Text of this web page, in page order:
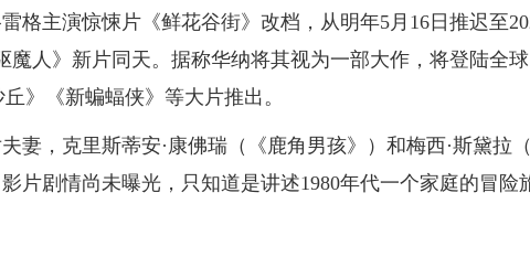
主演惊悚片《鲜花谷街》改档，从明年5月16日推迟至
魔人》新片同天。据称华纳将其视为一部大作，将登陆全球
》《新蝙蝠侠》等大片推出。
，克里斯蒂安·康佛瑞（《鹿角男孩》）和梅西·斯黛拉
片剧情尚未曝光，只知道是讲述1980年代一个家庭的冒险